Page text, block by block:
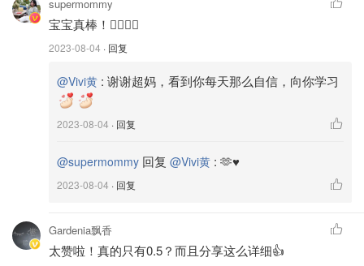
❤️眉毛supermommy
宝宝真棒！👍🏻👍🏻
2023-08-04 · 回复
@Vivi黄 : 谢谢超妈，看到你每天那么自信，向你学习
2023-08-04 · 回复
@supermommy 回复 @Vivi黄 : 🫶♥️
2023-08-04 · 回复
Gardenia飘香
太赞啦！真的只有0.5？而且分享这么详细👍